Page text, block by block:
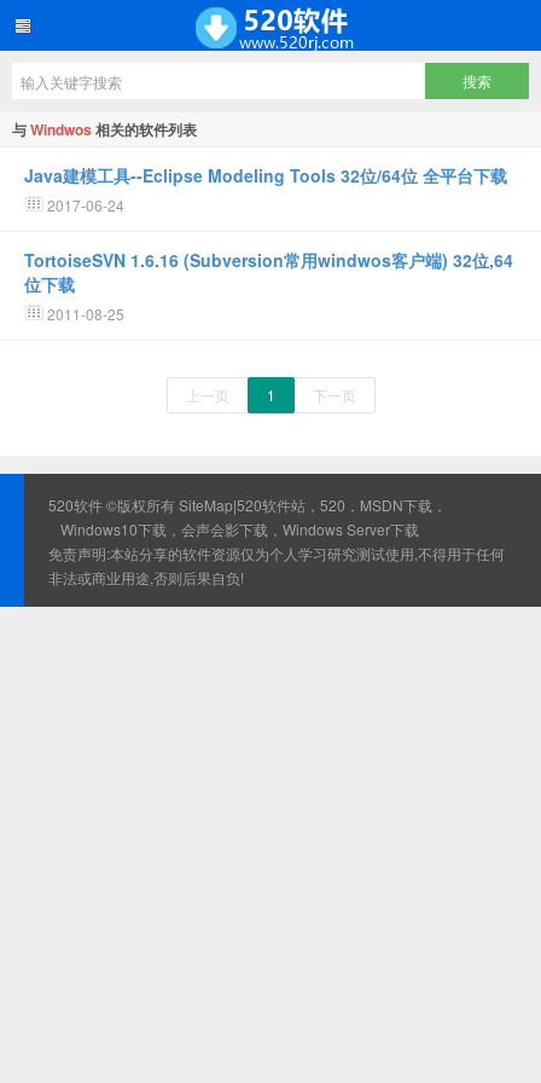
与Windwos 相关的软件列表
Java建模工具--Eclipse Modeling Tools 32位/64位 全平台下载
2017-06-24
TortoiseSVN 1.6.16 (Subversion常用windwos客户端) 32位,64
位下载
2011-08-25
上一页 1 下一页
520软件 ©版权所有SiteMap|520软件站，520，MSDN下载，
Windows10下载，会声会影下载，Windows Server下载
免责声明:本站分享的软件资源仅为个人学习研究测试使用,不得用于任何
非法或商业用途,否则后果自负!